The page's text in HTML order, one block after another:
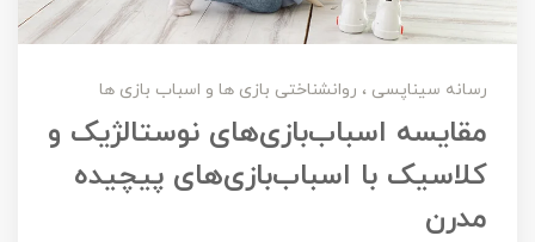
رسانه سیناپسی روانشناختی بازی ها و اسباب بازی ها
مقایسه اسباب‌بازی‌های نوستالژیک و
کلاسیک با اسباب‌بازی‌های پیچیده
مدرن